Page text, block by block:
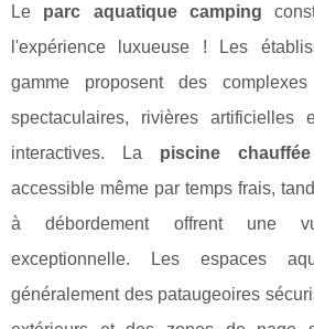
Le parc aquatique camping
l'expérience luxueuse ! Les
gamme proposent des
spectaculaires, rivières
interactives. La piscine
accessible même par temps frais,
à débordement offrent une
exceptionnelle. Les espaces
généralement des pataugeoires